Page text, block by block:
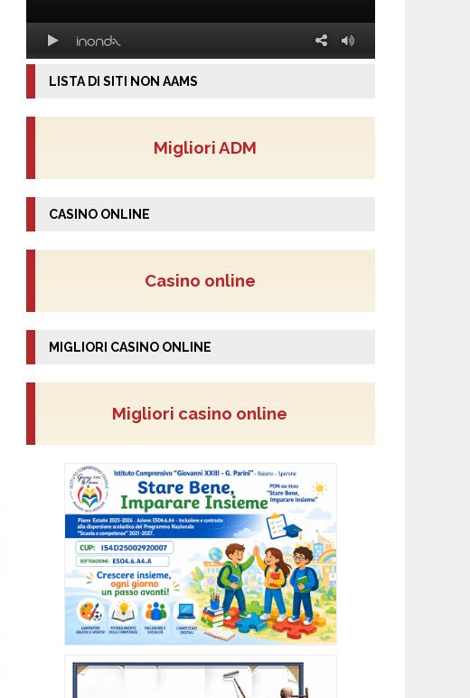
LISTA DI SITI NON AAMS
Migliori ADM
CASINO ONLINE
Casino online
MIGLIORI CASINO ONLINE
Migliori casino online